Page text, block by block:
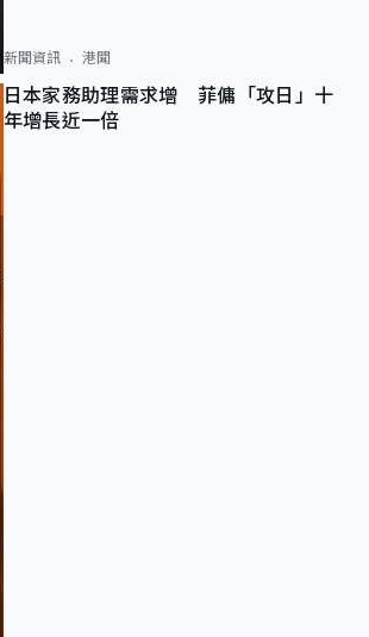
新聞資訊 港聞
日本家務助理需求增 菲傭「攻日」十
年增長近一倍